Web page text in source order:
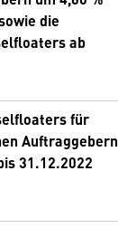
die
ab
für
Auftraggebern
31.12.2022